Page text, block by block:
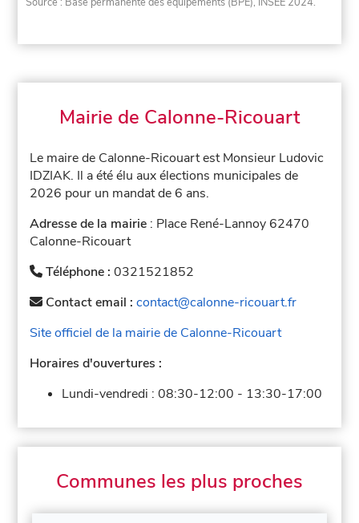
Mairie de Calonne-Ricouart
Le maire de Calonne-Ricouart est Monsieur Ludovic
IDZIAK. Il a été élu aux élections municipales de
2026 pour un mandat de 6 ans.
Adresse de la mairie : Place René-Lannoy 62470
Calonne-Ricouart
Téléphone :0321521852
Contact email :contact@calonne-ricouart.fr
Site officiel de la mairie de Calonne-Ricouart
Horaires d'ouvertures :
Lundi-vendredi :08:30-12:00 - 13:30-17:00
Communes les plus proches